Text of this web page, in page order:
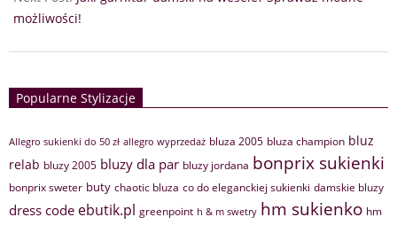
możliwości!
Popularne Stylizacje
Allegro sukienki do 50 zł allegro wyprzedaż bluza 2005 bluza champion bluz
relab bluzy 2005 bluzy dla par bluzy jordana bonprix sukienki
bonprix sweter buty chaotic bluza co do eleganckiej sukienki damskie bluzy
dress code ebutik.pl greenpoint h & m swetry hm sukienko hm